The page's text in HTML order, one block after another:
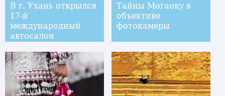
В г. Ухань открылся
17-й
международный
автосалон
Тайны Могаоку в
объективе
фотокамеры